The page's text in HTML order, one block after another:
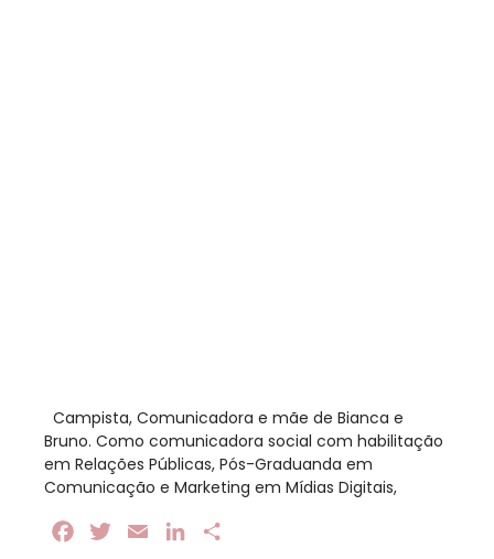
​ Campista, Comunicadora e mãe de Bianca e
Bruno. Como comunicadora social com habilitação
em Relações Públicas, Pós-Graduanda em
Comunicação e Marketing em Mídias Digitais,
FacebookTwitterEmail LinkedIn